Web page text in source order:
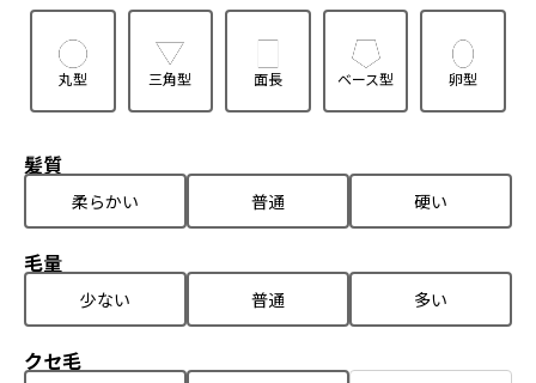
丸型 三角型 面長 ベース型 卵型
髪質
柔らかい 普通 硬い
毛量
少ない 普通 多い
クセ毛